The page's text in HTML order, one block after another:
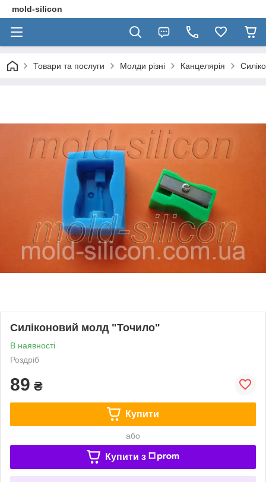
mold-silicon
Товари та послуги Молди різні Канцелярія
Силіконовий молд "Точило"
В наявності
Роздріб
89 ₴
Купити
або
Купити з